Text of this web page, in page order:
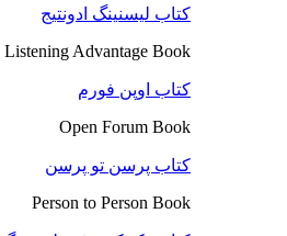
کتاب لیسنینگ ادونتیج
Listening Advantage Book
کتاب اوپن فورم
Open Forum Book
کتاب پرسن تو پرسن
Person to Person Book